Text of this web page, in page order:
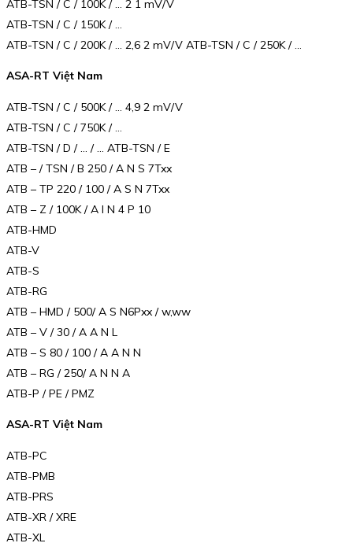
ATB-TSN / C / 100K / … 2 1 mV/V
ATB-TSN / C / 150K / …
ATB-TSN / C / 200K / … 2,6 2 mV/V ATB-TSN / C / 250K / …
ASA-RT Việt Nam
ATB-TSN / C / 500K / … 4,9 2 mV/V
ATB-TSN / C / 750K / …
ATB-TSN / D / … / … ATB-TSN / E
ATB – / TSN / B 250 / A N S 7Txx
ATB – TP 220 / 100 / A S N 7Txx
ATB – Z / 100K / A I N 4 P 10
ATB-HMD
ATB-V
ATB-S
ATB-RG
ATB – HMD / 500/ A S N6Pxx / w,ww
ATB – V / 30 / A A N L
ATB – S 80 / 100 / A A N N
ATB – RG / 250/ A N N A
ATB-P / PE / PMZ
ASA-RT Việt Nam
ATB-PC
ATB-PMB
ATB-PRS
ATB-XR / XRE
ATB-XL